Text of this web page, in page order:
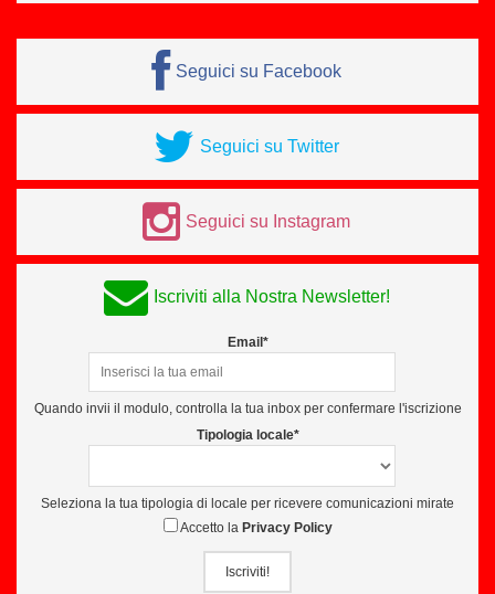
Seguici su Facebook
Seguici su Twitter
Seguici su Instagram
Iscriviti alla Nostra Newsletter!
Email*
Quando invii il modulo, controlla la tua inbox per confermare l'iscrizione
Tipologia locale*
Seleziona la tua tipologia di locale per ricevere comunicazioni mirate
Accetto la Privacy Policy
Iscriviti!